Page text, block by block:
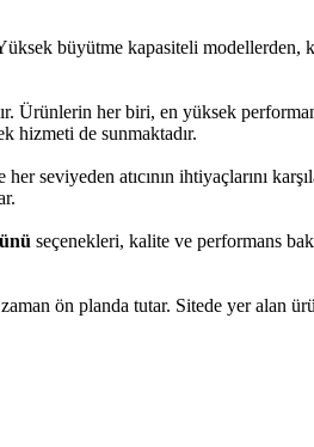
büyütme kapasiteli modellerden,
Ürünlerin her biri, en yüksek
hizmeti de sunmaktadır.
her seviyeden atıcının ihtiyaçlarını
seçenekleri, kalite ve performans
ön planda tutar. Sitede yer alan